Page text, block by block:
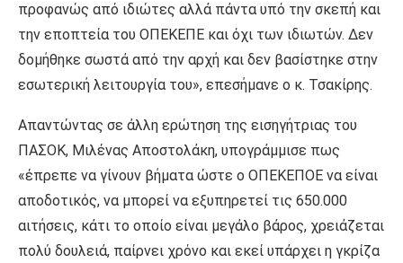
προφανώς από ιδιώτες αλλά πάντα υπό την σκεπή και
την εποπτεία του ΟΠΕΚΕΠΕ και όχι των ιδιωτών. Δεν
δομήθηκε σωστά από την αρχή και δεν βασίστηκε στην
εσωτερική λειτουργία του», επεσήμανε ο κ. Τσακίρης.
Απαντώντας σε άλλη ερώτηση της εισηγήτριας του
ΠΑΣΟΚ, Μιλένας Αποστολάκη, υπογράμμισε πως
«έπρεπε να γίνουν βήματα ώστε ο ΟΠΕΚΕΠΟΕ να είναι
αποδοτικός, να μπορεί να εξυπηρετεί τις 650.000
αιτήσεις, κάτι το οποίο είναι μεγάλο βάρος, χρειάζεται
πολύ δουλειά, παίρνει χρόνο και εκεί υπάρχει η γκρίζα